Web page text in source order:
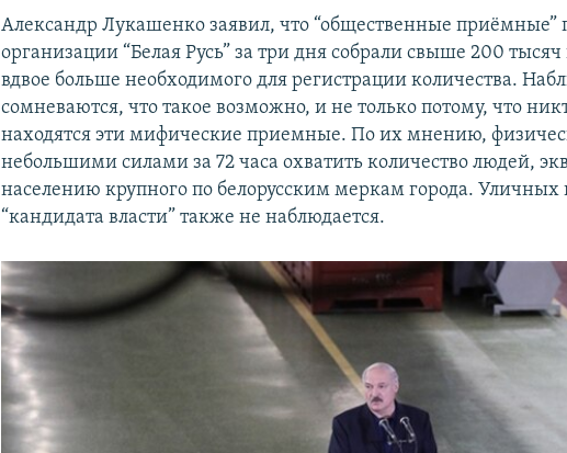
Александр Лукашенко заявил, что “общественные приёмные”
организации “Белая Русь” за три дня собрали свыше 200
вдвое больше необходимого для регистрации количества.
сомневаются, что такое возможно, и не только потому, что
находятся эти мифические приемные. По их мнению,
небольшими силами за 72 часа охватить количество людей,
населению крупного по белорусским меркам города. Уличных
“кандидата власти” также не наблюдается.